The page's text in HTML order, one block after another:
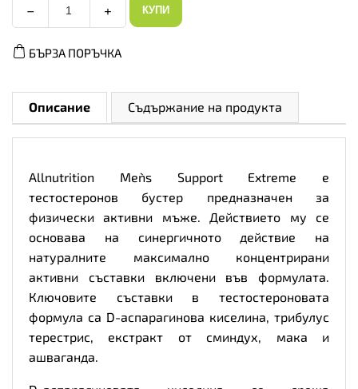
−
Allnutrition
Men`s
Extreme
Формула,
Разфасовка
120
количество
+ КУПИ
БЪРЗА ПОРЪЧКА
Описание Съдържание на продукта
Allnutrition Men`s Support Extreme е
тестостеронов бустер предназначен за
физически активни мъже. Действието му се
основава на синергичното действие на
натуралните максимално концентрирани
активни съставки включени във формулата.
Ключовите съставки в тестостероновата
формула са D-аспарагинова киселина, трибулус
терестрис, екстракт от сминдух, мака и
ашваганда.